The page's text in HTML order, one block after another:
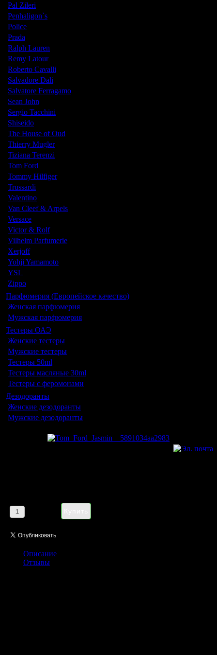
Pal Zileri
Penhaligon`s
Police
Prada
Ralph Lauren
Remy Latour
Roberto Cavalli
Salvadore Dali
Salvatore Ferragamo
Sean John
Sergio Tacchini
Shiseido
The House of Oud
Thierry Mugler
Tiziana Terenzi
Tom Ford
Tommy Hilfiger
Trussardi
Valentino
Van Cleef & Arpels
Versace
Victor & Rolf
Vilhelm Parfumerie
Xerjoff
Yohji Yamamoto
YSL
Zippo
Парфюмерия (Европейское качество)
Женская парфюмерия
Мужская парфюмерия
Тестеры ОАЭ
Женские тестеры
Мужские тестеры
Тестеры 50ml
Тестеры масляные 30ml
Тестеры с феромонами
Дезодоранты
Женские дезодоранты
Мужские дезодоранты
Описание
Отзывы